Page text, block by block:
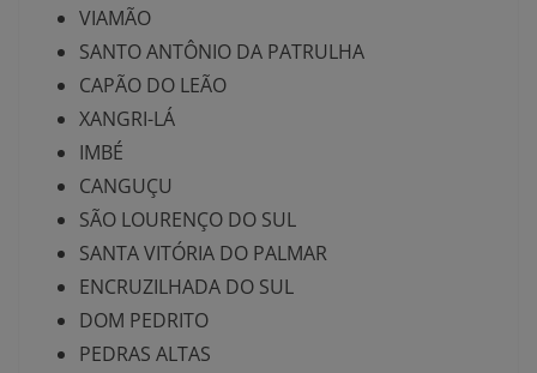
VIAMÃO
SANTO ANTÔNIO DA PATRULHA
CAPÃO DO LEÃO
XANGRI-LÁ
IMBÉ
CANGUÇU
SÃO LOURENÇO DO SUL
SANTA VITÓRIA DO PALMAR
ENCRUZILHADA DO SUL
DOM PEDRITO
PEDRAS ALTAS